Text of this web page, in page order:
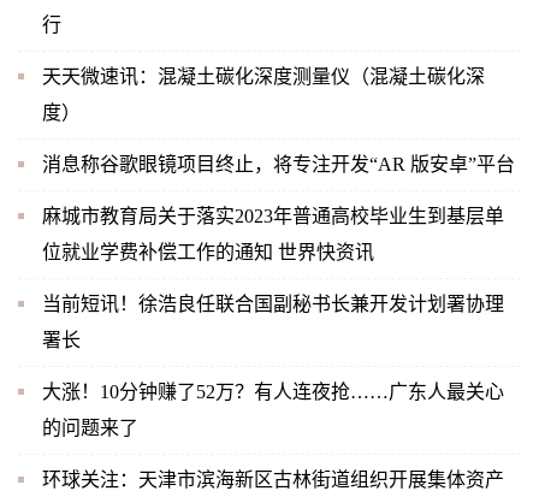
行
天天微速讯：混凝土碳化深度测量仪（混凝土碳化深
度）
消息称谷歌眼镜项目终止，将专注开发“AR 版安卓”平台
麻城市教育局关于落实2023年普通高校毕业生到基层单
位就业学费补偿工作的通知 世界快资讯
当前短讯！徐浩良任联合国副秘书长兼开发计划署协理
署长
大涨！10分钟赚了52万？有人连夜抢……广东人最关心
的问题来了
环球关注：天津市滨海新区古林街道组织开展集体资产